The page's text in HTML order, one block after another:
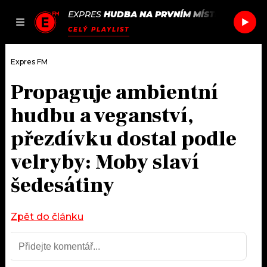
JAK
SEZNAM.CZ
EXPRES HUDBA NA PRVNÍM MÍSTĚ
CELÝ PLAYLIST
DOMŮ
ČLÁNKY
AKTUÁLNĚ
HUDBA
ROZHOVORY
#NEBUDUDOMA
PODCASTY
JAK NALADIT
RÁDIO
APLIKACE
SOUTĚŽE
Expres FM
Propaguje ambientní
hudbu a veganství,
přezdívku dostal podle
velryby: Moby slaví
šedesátiny
Zpět do článku